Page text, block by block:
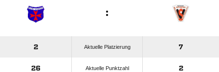
:
2 Aktuelle Platzierung 7
26 Aktuelle Punktzahl 2